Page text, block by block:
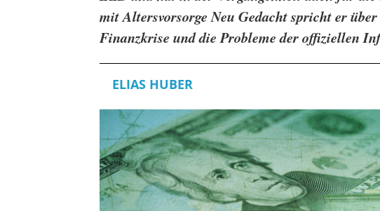
mit Altersvorsorge Neu Gedacht spricht er
Finanzkrise und die Probleme der offiziellen
ELIAS HUBER